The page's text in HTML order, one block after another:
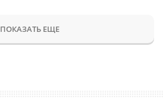
ПОКАЗАТЬ ЕЩЕ